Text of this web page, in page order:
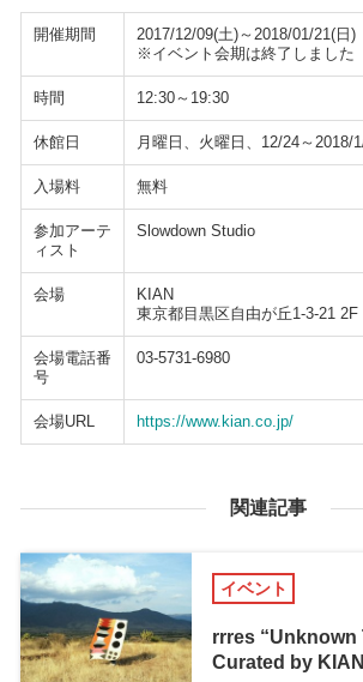
開催期間
2017/12/09(土)～2018/01/21(日)
※イベント会期は終了しました
時間 12:30～19:30
休館日 月曜日、火曜日、12/24～2018/
入場料 無料
参加アーテ
ィスト
Slowdown Studio
会場
KIAN
東京都目黒区自由が丘1-3-21 2F
会場電話番
号
03-5731-6980
会場URL https://www.kian.co.jp/
関連記事
イベント
rrres “Unknown
Curated by KIAN